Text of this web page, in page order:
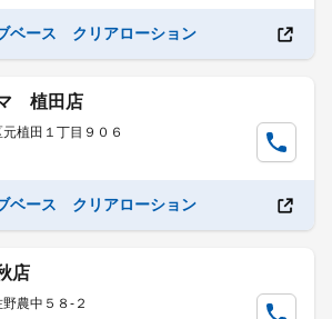
ベース クリアローション
マ 植田店
植田１丁目９０６
ベース クリアローション
店
農中５８-２